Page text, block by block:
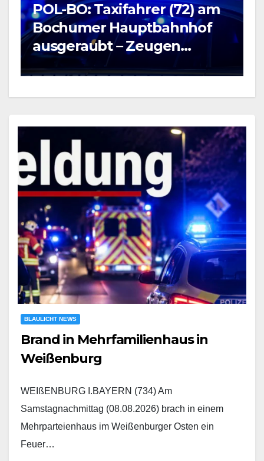
POL-BO: Taxifahrer (72) am
Bochumer Hauptbahnhof
ausgeraubt – Zeugen
gesucht
BLAULICHT NEWS
Brand in Mehrfamilienhaus in
Weißenburg
WEIßENBURG I.BAYERN (734) Am
Samstagnachmittag (08.08.2026) brach in einem
Mehrparteienhaus im Weißenburger Osten ein
Feuer…